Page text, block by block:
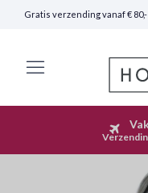
Gratis verzending vanaf € 80,-